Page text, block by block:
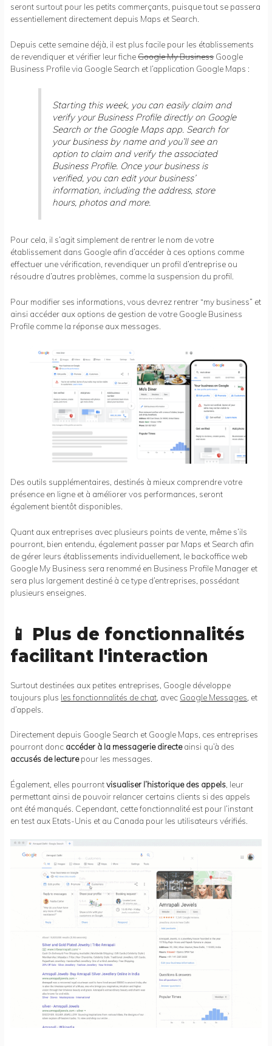
seront surtout pour les petits commerçants, puisque tout se passera
essentiellement directement depuis Maps et Search.
Depuis cette semaine déjà, il est plus facile pour les établissements
de revendiquer et vérifier leur ficheGoogle My BusinessGoogle
Business Profile via Google Search et l’application Google Maps :
Starting this week, you can easily claim and
verify your Business Profile directly on Google
Search or the Google Maps app. Search for
your business by name and you’ll see an
option to claim and verify the associated
Business Profile. Once your business is
verified, you can edit your business’
information, including the address, store
hours, photos and more.
Pour cela, il s’agit simplement de rentrer le nom de votre
établissement dans Google afin d’accéder à ces options comme
effectuer une vérification, revendiquer un profil d’entreprise ou
résoudre d’autres problèmes, comme la suspension du profil.
Pour modifier ses informations, vous devrez rentrer “my business” et
ainsi accéder aux options de gestion de votre Google Business
Profile comme la réponse aux messages.
Des outils supplémentaires, destinés à mieux comprendre votre
présence en ligne et à améliorer vos performances, seront
également bientôt disponibles.
Quant aux entreprises avec plusieurs points de vente, même s’ils
pourront, bien entendu, également passer par Maps et Search afin
de gérer leurs établissements individuellement, le backoffice web
Google My Business sera renommé en Business Profile Manager et
sera plus largement destiné à ce type d’entreprises, possédant
plusieurs enseignes.
📱 Plus de fonctionnalités
facilitant l'interaction
Surtout destinées aux petites entreprises, Google développe
toujours plus les fonctionnalités de chat , avec Google Messages , et
d’appels.
Directement depuis Google Search et Google Maps, ces entreprises
pourront donc accéder à la messagerie directeainsi qu’à des
accusés de lecturepour les messages.
Également, elles pourrontvisualiser l’historique des appels , leur
permettant ainsi de pouvoir relancer certains clients si des appels
ont été manqués. Cependant, cette fonctionnalité est pour l’instant
en test aux Etats-Unis et au Canada pour les utilisateurs vérifiés.